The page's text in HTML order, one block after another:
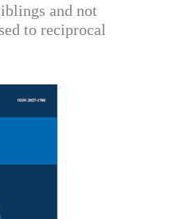
and not
to reciprocal